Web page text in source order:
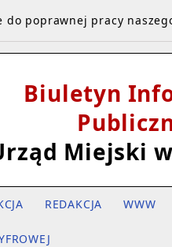
Biuletyn
Miejski
REDAKCJA WWW
do poprawnej pracy